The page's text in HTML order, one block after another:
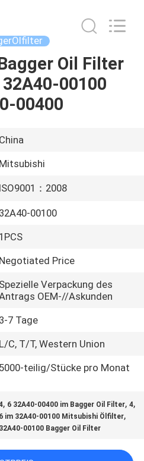
Oil Filter
00100
00400
China
Mitsubishi
ISO9001：2008
32A40-00100
1PCS
Negotiated Price
Spezielle Verpackung des
OEM-//Askunden
3-7 Tage
L/C, T/T, Western Union
5000-teilig/Stücke pro Monat
, 6 32A40-00400 im Bagger Oil Filter,4,
6 im 32A40-00100 Mitsubishi Ölfilter,
32A40-00100 Bagger Oil Filter